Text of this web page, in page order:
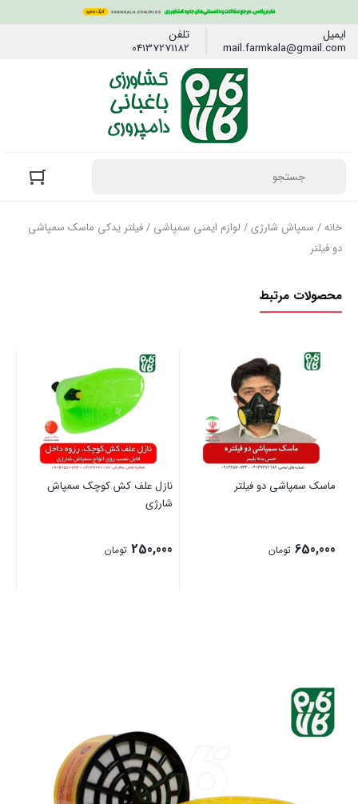
ایمیل
mail.farmkala@gmail.com
تلفن
04137271182
خانه/ سمپاش شارژی/ لوازم ایمنی سمپاشی
/ فیلتر یدکی ماسک سمپاشی
دو فیلتر
محصولات مرتبط
ماسک سمپاشی دو فیلتر
650,000 تومان
نازل علف کش کوچک سمپاش
شارژی
250,000 تومان